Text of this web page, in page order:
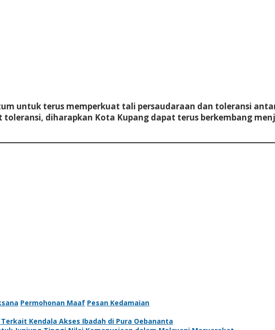
untuk terus memperkuat tali persaudaraan dan toleransi
diharapkan Kota Kupang dapat terus berkembang
Permohonan Maaf Pesan Kedamaian
Kendala Akses Ibadah di Pura Oebananta